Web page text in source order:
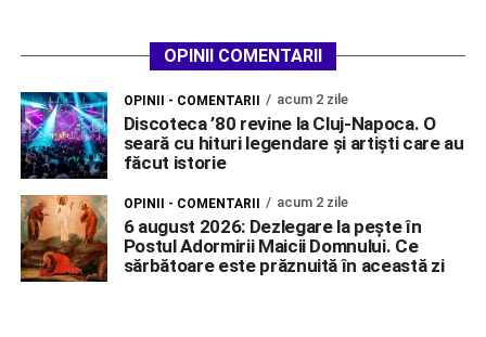
OPINII COMENTARII
OPINII - COMENTARII acum 2 zile
Discoteca ’80 revine la Cluj-Napoca. O
seară cu hituri legendare și artiști care au
făcut istorie
OPINII - COMENTARII acum 2 zile
6 august 2026: Dezlegare la pește în
Postul Adormirii Maicii Domnului. Ce
sărbătoare este prăznuită în această zi